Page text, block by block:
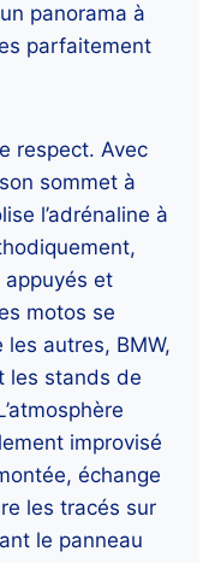
panorama à
parfaitement
respect. Avec
sommet à
l’adrénaline à
et
motos se
autres, BMW,
les stands de
improvisé
échange
les tracés sur
le panneau